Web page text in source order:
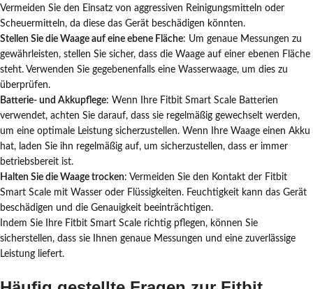
Vermeiden Sie den Einsatz von aggressiven Reinigungsmitteln oder
Scheuermitteln, da diese das Gerät beschädigen könnten.
Stellen Sie die Waage auf eine ebene Fläche: Um genaue Messungen zu
gewährleisten, stellen Sie sicher, dass die Waage auf einer ebenen Fläche
steht. Verwenden Sie gegebenenfalls eine Wasserwaage, um dies zu
überprüfen.
Batterie- und Akkupflege: Wenn Ihre Fitbit Smart Scale Batterien
verwendet, achten Sie darauf, dass sie regelmäßig gewechselt werden,
um eine optimale Leistung sicherzustellen. Wenn Ihre Waage einen Akku
hat, laden Sie ihn regelmäßig auf, um sicherzustellen, dass er immer
betriebsbereit ist.
Halten Sie die Waage trocken: Vermeiden Sie den Kontakt der Fitbit
Smart Scale mit Wasser oder Flüssigkeiten. Feuchtigkeit kann das Gerät
beschädigen und die Genauigkeit beeinträchtigen.
Indem Sie Ihre Fitbit Smart Scale richtig pflegen, können Sie
sicherstellen, dass sie Ihnen genaue Messungen und eine zuverlässige
Leistung liefert.